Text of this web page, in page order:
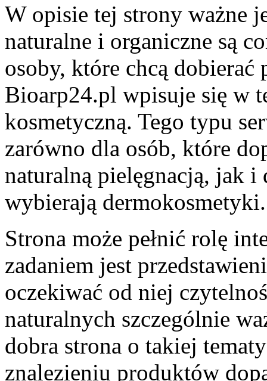
W opisie tej strony ważne
naturalne i organiczne są
osoby, które chcą
Bioarp24.pl wpisuje się w
kosmetyczną. Tego typu
zarówno dla osób, które
naturalną pielęgnacją, jak
wybierają dermokosmetyki.
Strona może pełnić rolę
zadaniem jest
oczekiwać od niej
naturalnych szczególnie
dobra strona o takiej
znalezieniu produktów